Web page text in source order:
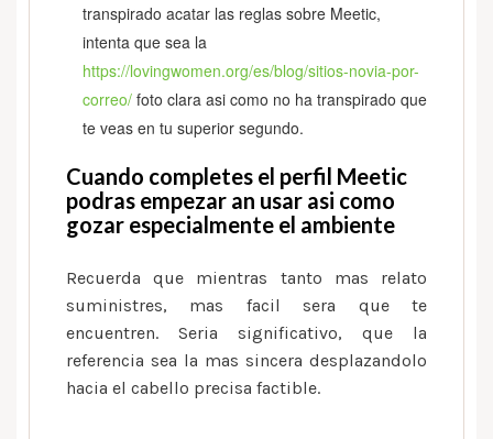
transpirado acatar las reglas sobre Meetic,
intenta que sea la
https://lovingwomen.org/es/blog/sitios-novia-por-
correo/ foto clara asi­ como no ha transpirado que
te veas en tu superior segundo.
Cuando completes el perfil Meetic
podras empezar an usar asi como
gozar especialmente el ambiente
Recuerda que mientras tanto mas relato
suministres, mas facil sera que te
encuentren. Seri­a significativo, que la
referencia sea la mas sincera desplazandolo
hacia el cabello precisa factible.